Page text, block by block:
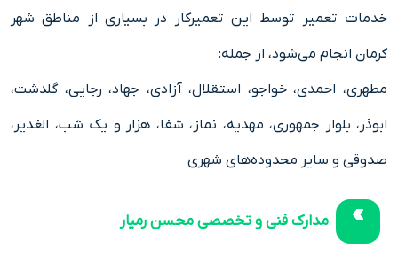
خدمات تعمیر توسط این تعمیرکار در بسیاری از مناطق شهر
کرمان انجام می‌شود، از جمله:
مطهری، احمدی، خواجو، استقلال، آزادی، جهاد، رجایی، گلدشت،
ابوذر، بلوار جمهوری، مهدیه، نماز، شفا، هزار و یک شب، الغدیر،
صدوقی و سایر محدوده‌های شهری
مدارک فنی و تخصصی محسن رمیار